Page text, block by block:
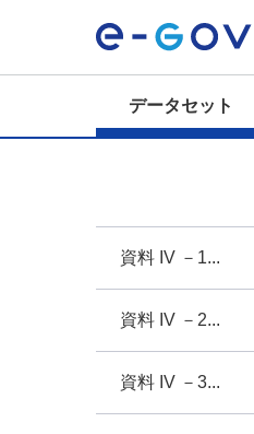
データセット
資料 IV －1...
資料 IV －2...
資料 IV －3...